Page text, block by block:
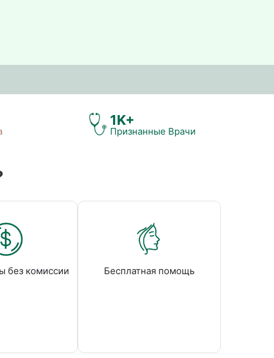
1K+
Признанные Врачи
без комиссии Бесплатная помощь